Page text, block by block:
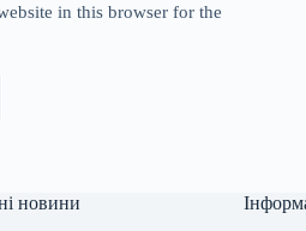
in this browser for the
новини